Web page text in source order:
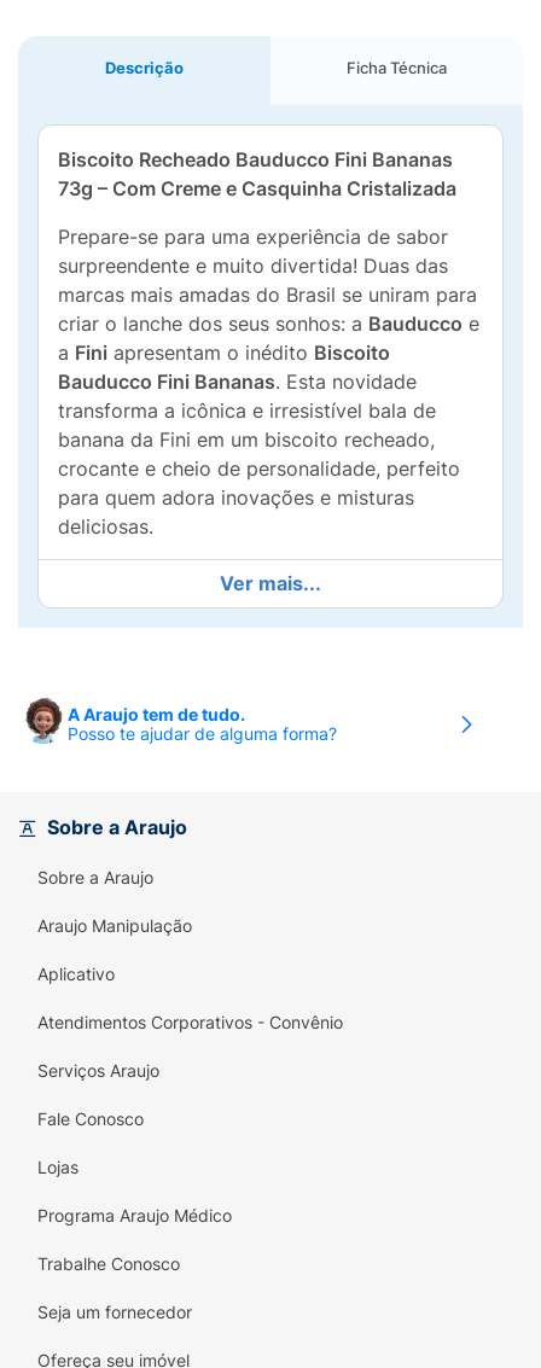
Descrição Ficha Técnica
Biscoito Recheado Bauducco Fini Bananas
73g – Com Creme e Casquinha Cristalizada
Prepare-se para uma experiência de sabor
surpreendente e muito divertida! Duas das
marcas mais amadas do Brasil se uniram para
criar o lanche dos seus sonhos: a Bauducco e
a Fini apresentam o inédito Biscoito
Bauducco Fini Bananas. Esta novidade
transforma a icônica e irresistível bala de
banana da Fini em um biscoito recheado,
crocante e cheio de personalidade, perfeito
para quem adora inovações e misturas
deliciosas.
O grande destaque deste lançamento está na
sua textura única, pensada para remeter
diretamente à experiência de comer a bala
um recheio suave e super cremoso. Para
coroar essa maravilha, ele conta com uma
da clássica Fini Bananas a cada mordida. O
pacote de 73g é a medida ideal para saborear
sozinho, levar na mochila ou transformar a
hora do lanche em um momento lúdico e
tradição em biscoitos da Bauducco e a
inconfundível sabor da clássica bala
amarela Fini Bananas.
Textura Surpreendente:
açúcar, remetendo à cobertura da bala
Ver mais...
A Araujo tem de tudo.
Posso te ajudar de alguma forma?
Sobre a Araujo
Sobre a Araujo
Araujo Manipulação
Aplicativo
Atendimentos Corporativos - Convênio
Serviços Araujo
Fale Conosco
Lojas
Programa Araujo Médico
Trabalhe Conosco
Seja um fornecedor
Ofereça seu imóvel